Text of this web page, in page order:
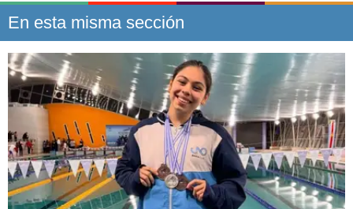
En esta misma sección